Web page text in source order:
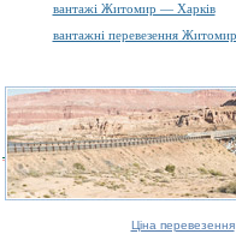
вантажі Житомир — Харків
вантажні перевезення
Ціна перевезення